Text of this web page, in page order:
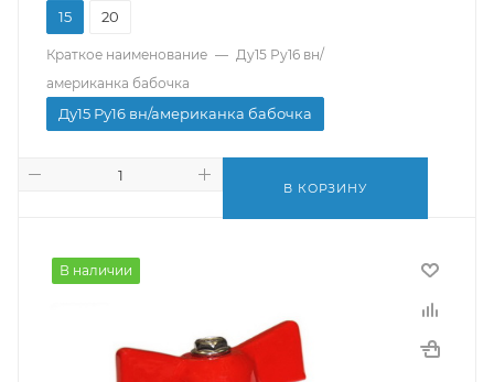
15 20
Краткое наименование — Ду15 Ру16 вн/
американка бабочка
Ду15 Ру16 вн/американка бабочка
В КОРЗИНУ
В наличии